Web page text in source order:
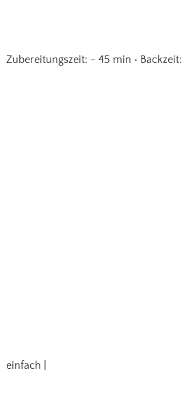
Zubereitungszeit: ~ 45 min • Backzeit:
einfach |